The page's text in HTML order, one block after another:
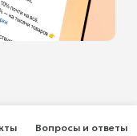
Вопросы и ответы